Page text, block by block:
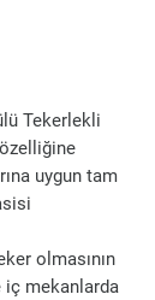
Tekerlekli
uygun tam
olmasının
iç mekanlarda